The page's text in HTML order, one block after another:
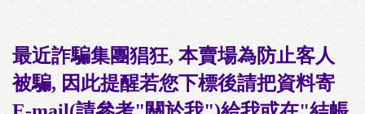
最近詐騙集團猖狂, 本賣場為防止客人
被騙, 因此提醒若您下標後請把資料寄